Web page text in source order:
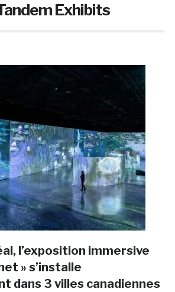
Exhibits
l’exposition immersive
» s’installe
dans 3 villes canadiennes